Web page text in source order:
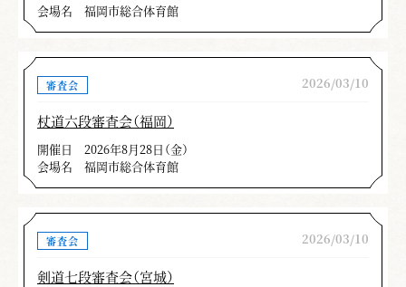
会場名
福岡市総合体育館
審査会 2026/03/10
杖道六段審査会（福岡）
開催日
2026年8月28日（金）
会場名
福岡市総合体育館
審査会 2026/03/10
剣道七段審査会（宮城）